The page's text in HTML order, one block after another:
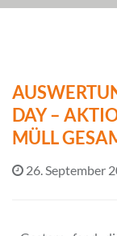
DAY –
MÜLL
26. September